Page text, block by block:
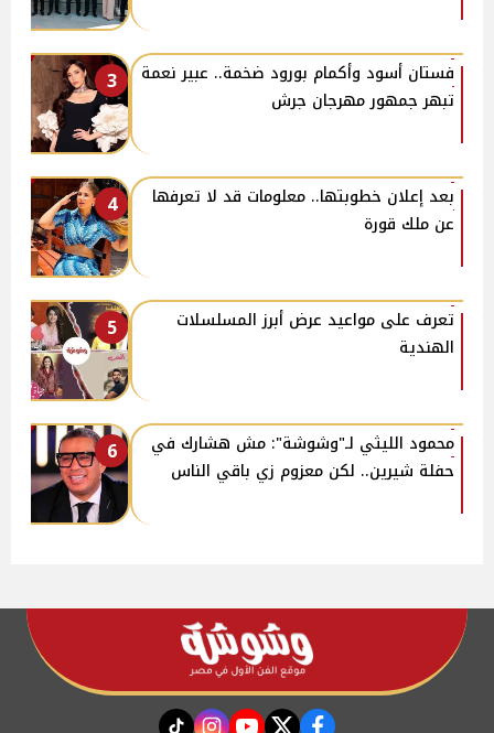
3
فستان أسود وأكمام بورود ضخمة.. عبير نعمة
تبهر جمهور مهرجان جرش
4
بعد إعلان خطوبتها.. معلومات قد لا تعرفها
عن ملك قورة
5
تعرف على مواعيد عرض أبرز المسلسلات
الهندية
6
محمود الليثي لـ"وشوشة": مش هشارك في
حفلة شيرين.. لكن معزوم زي باقي الناس